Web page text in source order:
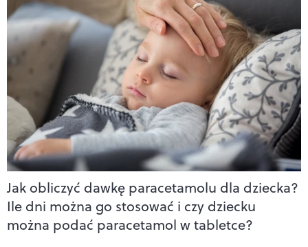
Jak obliczyć dawkę paracetamolu dla dziecka?
Ile dni można go stosować i czy dziecku
można podać paracetamol w tabletce?